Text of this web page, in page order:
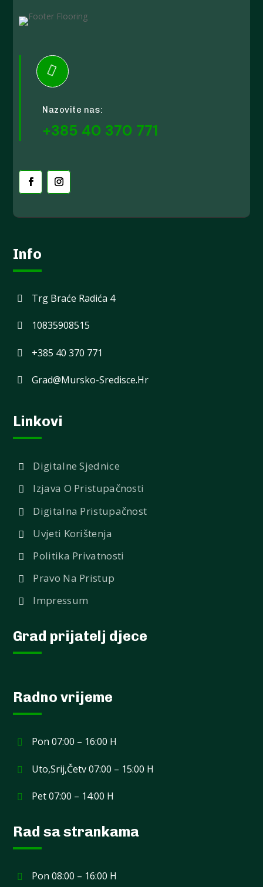

Nazovite nas:
+385 40 370 771
Info
Trg Braće Radića 4
10835908515
+385 40 370 771
Grad@mursko-Sredisce.hr
Linkovi
Digitalne Sjednice
Izjava O Pristupačnosti
Digitalna Pristupačnost
Uvjeti Korištenja
Politika Privatnosti
Pravo Na Pristup
Impressum
Grad prijatelj djece
Radno vrijeme
Pon 07:00 – 16:00 H
Uto,Srij,Četv 07:00 – 15:00 H
Pet 07:00 – 14:00 H
Rad sa strankama
Pon 08:00 – 16:00 H